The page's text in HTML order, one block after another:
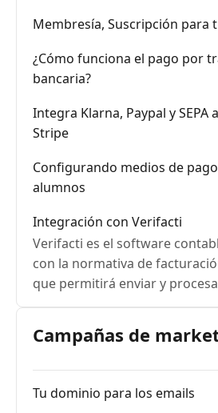
Membresía, Suscripción para
¿Cómo funciona el pago por
bancaria?
Integra Klarna, Paypal y SEPA
Stripe
Configurando medios de
alumnos
Integración con Verifacti
Verifacti es el software
con la normativa de
que permitirá enviar y
generadas en Classonlive a la
Campañas de
Tu dominio para los emails